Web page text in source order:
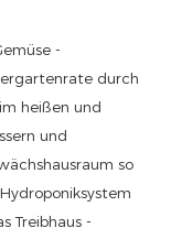
-
durch
heißen und
und
so
Treibhaus -